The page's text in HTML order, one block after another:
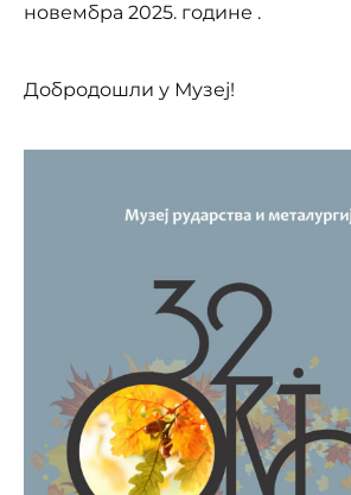
новембра 2025. године .
Добродошли у Музеј!